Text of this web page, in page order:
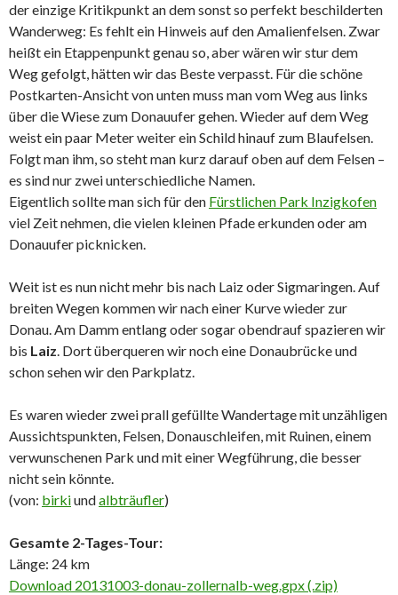
der einzige Kritikpunkt an dem sonst so perfekt beschilderten
Wanderweg: Es fehlt ein Hinweis auf den Amalienfelsen. Zwar
heißt ein Etappenpunkt genau so, aber wären wir stur dem
Weg gefolgt, hätten wir das Beste verpasst. Für die schöne
Postkarten-Ansicht von unten muss man vom Weg aus links
über die Wiese zum Donauufer gehen. Wieder auf dem Weg
weist ein paar Meter weiter ein Schild hinauf zum Blaufelsen.
Folgt man ihm, so steht man kurz darauf oben auf dem Felsen –
es sind nur zwei unterschiedliche Namen.
Eigentlich sollte man sich für den Fürstlichen Park Inzigkofen
viel Zeit nehmen, die vielen kleinen Pfade erkunden oder am
Donauufer picknicken.
Weit ist es nun nicht mehr bis nach Laiz oder Sigmaringen. Auf
breiten Wegen kommen wir nach einer Kurve wieder zur
Donau. Am Damm entlang oder sogar obendrauf spazieren wir
bis Laiz. Dort überqueren wir noch eine Donaubrücke und
schon sehen wir den Parkplatz.
Es waren wieder zwei prall gefüllte Wandertage mit unzähligen
Aussichtspunkten, Felsen, Donauschleifen, mit Ruinen, einem
verwunschenen Park und mit einer Wegführung, die besser
nicht sein könnte.
(von: birkiundalbträufler)
Gesamte 2-Tages-Tour:
Länge: 24 km
Download 20131003-donau-zollernalb-weg.gpx (.zip)